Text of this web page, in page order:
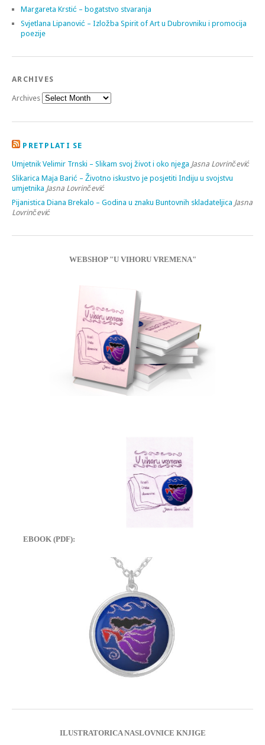
Margareta Krstić – bogatstvo stvaranja
Svjetlana Lipanović – Izložba Spirit of Art u Dubrovniku i promocija
poezije
ARCHIVES
Archives
PRETPLATI SE
Umjetnik Velimir Trnski – Slikam svoj život i oko njega Jasna Lovrinčević
Slikarica Maja Barić – Životno iskustvo je posjetiti Indiju u svojstvu
umjetnika Jasna Lovrinčević
Pijanistica Diana Brekalo – Godina u znaku Buntovnih skladateljica Jasna
Lovrinčević
WEBSHOP "U VIHORU VREMENA"
EBOOK (PDF):
ILUSTRATORICA NASLOVNICE KNJIGE